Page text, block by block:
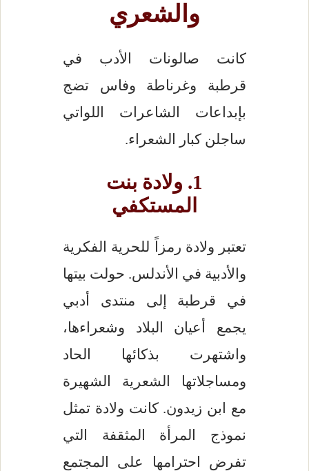
والشعري
كانت صالونات الأدب في
قرطبة وغرناطة وفاس تضج
بإبداعات الشاعرات اللواتي
ساجلن كبار الشعراء.
1. ولادة بنت
المستكفي
تعتبر ولادة رمزاً للحرية الفكرية
والأدبية في الأندلس. حولت بيتها
في قرطبة إلى منتدى أدبي
يجمع أعيان البلاد وشعراءها،
واشتهرت بذكائها الحاد
ومساجلاتها الشعرية الشهيرة
مع ابن زيدون. كانت ولادة تمثل
نموذج المرأة المثقفة التي
تفرض احترامها على المجتمع